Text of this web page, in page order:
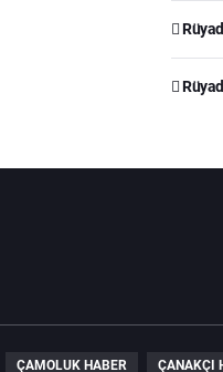
ÇAMOLUK HABER ÇANAKÇI